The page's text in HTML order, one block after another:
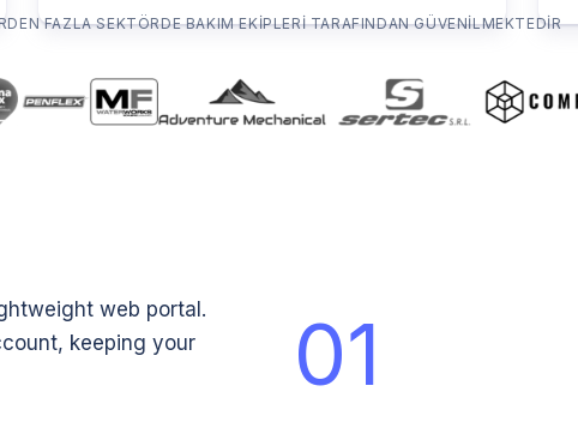
FAZLA SEKTÖRDE BAKIM EKIPLERI TARAFINDAN GÜVENILMEKTEDIR
web portal.
keeping your
01